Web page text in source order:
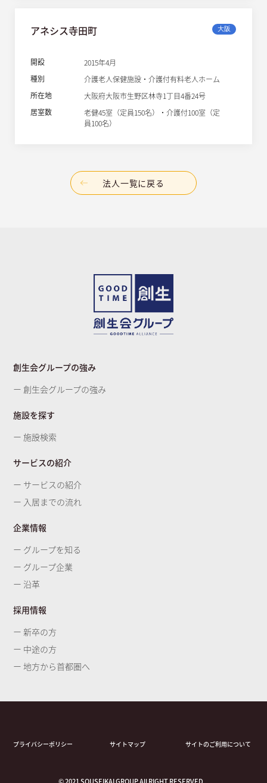
アネシス寺田町 大阪
開設
2015年4月
種別
介護老人保健施設・介護付有料老人ホーム
所在地
大阪府大阪市生野区林寺1丁目4番24号
居室数
老健45室（定員150名）・介護付100室（定
員100名）
法人一覧に戻る
創生会グループの強み
ー 創生会グループの強み
施設を探す
ー 施設検索
サービスの紹介
ー サービスの紹介
ー 入居までの流れ
企業情報
ー グループを知る
ー グループ企業
ー 沿革
採用情報
ー 新卒の方
ー 中途の方
ー 地方から首都圏へ
プライバシーポリシー サイトマップ サイトのご利用について